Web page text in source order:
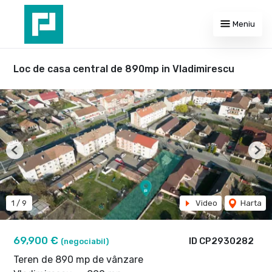
Meniu
Loc de casa central de 890mp in Vladimirescu
ID CP2930282
69,900 € (negociabil)
Teren de 890 mp de vânzare
1 / 9 Video Harta
Previous